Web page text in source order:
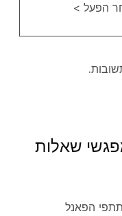
הפעל >
שאלות
הפאנל